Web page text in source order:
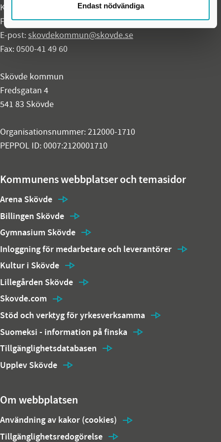
Endast nödvändiga
Kontaktcenter:
0500-49 80 00
Felanmälan akuta fel dygnet runt:0500-49 97 00
E-post:skovdekommun@skovde.se
Fax: 0500-41 49 60
Skövde kommun
Fredsgatan 4
541 83 Skövde
Organisationsnummer: 212000-1710
PEPPOL ID: 0007:2120001710
Kommunens webbplatser och temasidor
Arena Skövde
Billingen Skövde
Gymnasium Skövde
Inloggning för medarbetare och leverantörer
Kultur i Skövde
Lillegården Skövde
Skovde.com
Stöd och verktyg för yrkesverksamma
Suomeksi - information på finska
Tillgänglighetsdatabasen
Upplev Skövde
Om webbplatsen
Användning av kakor (cookies)
Tillgänglighetsredogörelse